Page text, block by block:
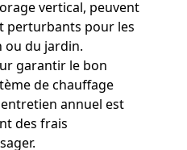
vertical, peuvent
perturbants pour les
ou du jardin.
garantir le bon
de chauffage
annuel est
des frais